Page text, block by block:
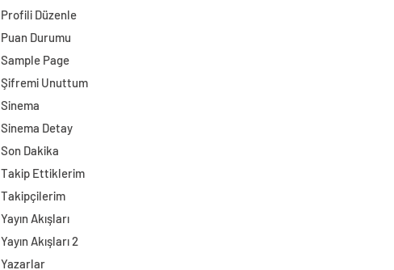
Profili Düzenle
Puan Durumu
Sample Page
Şifremi Unuttum
Sinema
Sinema Detay
Son Dakika
Takip Ettiklerim
Takipçilerim
Yayın Akışları
Yayın Akışları 2
Yazarlar